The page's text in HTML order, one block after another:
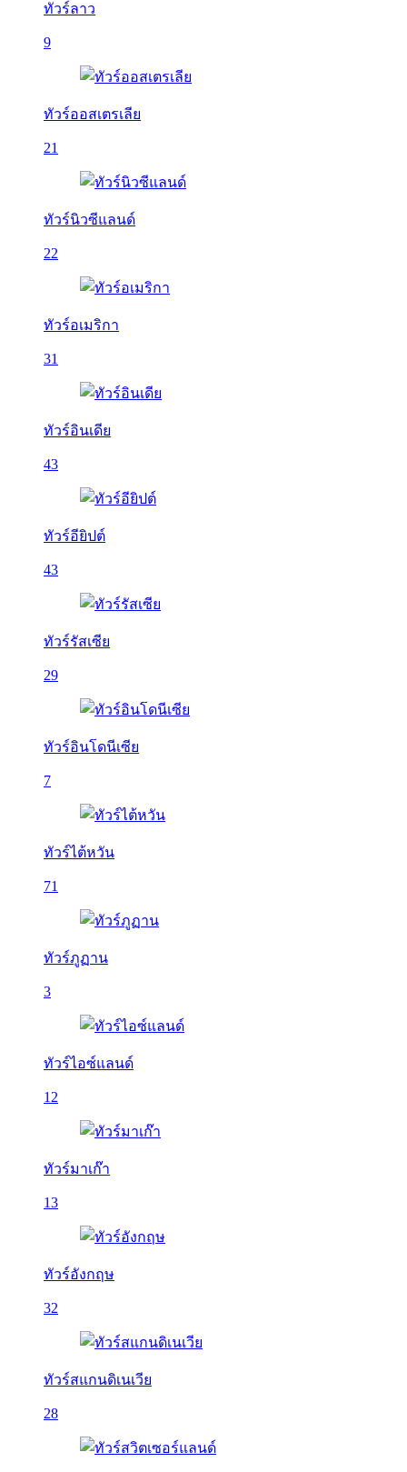
ทัวร์ลาว
9
ทัวร์ออสเตรเลีย
21
ทัวร์นิวซีแลนด์
22
ทัวร์อเมริกา
31
ทัวร์อินเดีย
43
ทัวร์อียิปต์
43
ทัวร์รัสเซีย
29
ทัวร์อินโดนีเซีย
7
ทัวร์ไต้หวัน
71
ทัวร์ภูฏาน
3
ทัวร์ไอซ์แลนด์
12
ทัวร์มาเก๊า
13
ทัวร์อังกฤษ
32
ทัวร์สแกนดิเนเวีย
28